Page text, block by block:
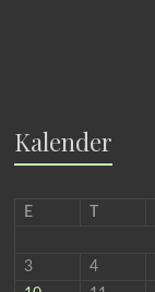
Kalender
E
3
4